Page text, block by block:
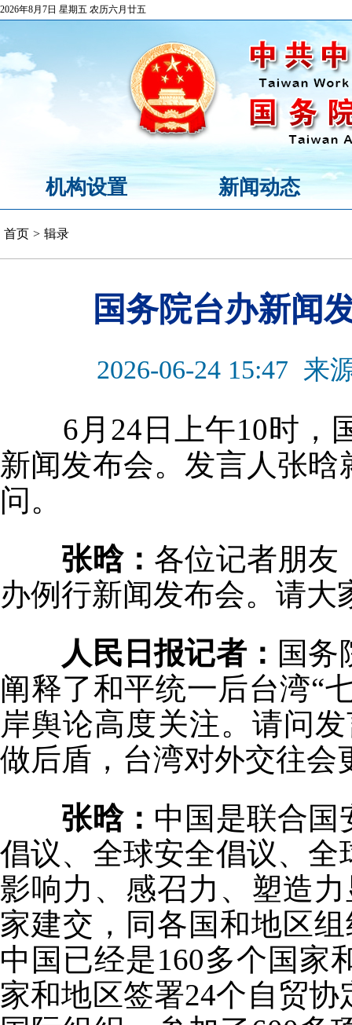
2026年8月7日 星期五 农历六月廿五
机构设置 新闻动态
首页 > 辑录
国务院台办新闻
2026-06-24 15:47 来
6月24日上午10时，
新闻发布会。发言人张
问。
张晗： 各位记者朋友
办例行新闻发布会。请大
人民日报记者： 国务
阐释了和平统一后台湾“
岸舆论高度关注。请问
做后盾，台湾对外交往会
张晗： 中国是联合国
倡议、全球安全倡议、
影响力、感召力、塑造
家建交，同各国和地区
中国已经是160多个国家
家和地区签署24个自贸